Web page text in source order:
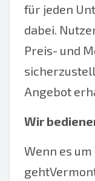
für jeden
dabei.
Preis- und
Angebot
Wir
Wenn es
geht